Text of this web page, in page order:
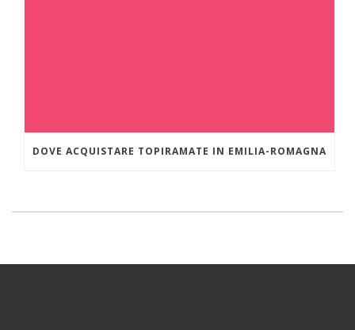
DOVE ACQUISTARE TOPIRAMATE IN EMILIA-ROMAGNA